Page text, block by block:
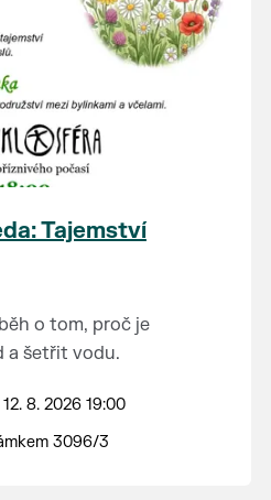
Tajemství
o tom, proč je
a šetřit vodu.
počasí.
8. 2026 19:00
3096/3